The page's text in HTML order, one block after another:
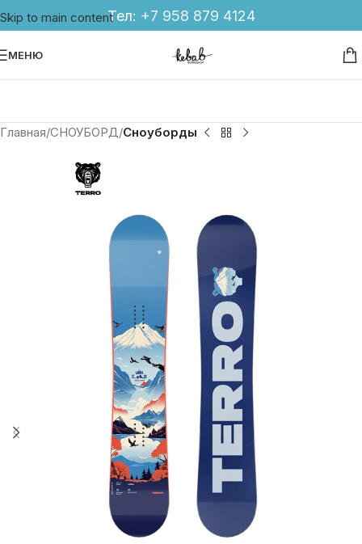
Skip to main contentТел: +7 958 879 4124
МЕНЮ
Главная СНОУБОРД Сноуборды